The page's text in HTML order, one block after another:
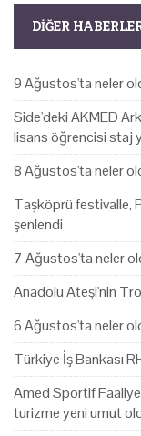
DIĞER
9 Ağustos'ta neler
Side'deki AKMED
lisans öğrencisi staj
8 Ağustos'ta neler
Taşköprü festivalle,
şenlendi
7 Ağustos'ta neler
Anadolu Ateşi'nin
6 Ağustos'ta neler
Türkiye İş Bankası
Amed Sportif
turizme yeni umut